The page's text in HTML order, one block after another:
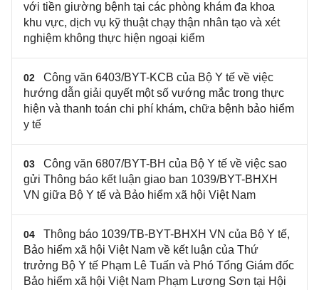
với tiền giường bệnh tại các phòng khám đa khoa
khu vực, dịch vụ kỹ thuật chạy thận nhân tạo và xét
nghiệm không thực hiện ngoại kiểm
02
Công văn 6403/BYT-KCB của Bộ Y tế về việc
hướng dẫn giải quyết một số vướng mắc trong thực
hiện và thanh toán chi phí khám, chữa bệnh bảo hiểm
y tế
03
Công văn 6807/BYT-BH của Bộ Y tế về việc sao
gửi Thông báo kết luận giao ban 1039/BYT-BHXH
VN giữa Bộ Y tế và Bảo hiểm xã hội Việt Nam
04
Thông báo 1039/TB-BYT-BHXH VN của Bộ Y tế,
Bảo hiểm xã hội Việt Nam về kết luận của Thứ
trưởng Bộ Y tế Phạm Lê Tuấn và Phó Tổng Giám đốc
Bảo hiểm xã hội Việt Nam Phạm Lương Sơn tại Hội